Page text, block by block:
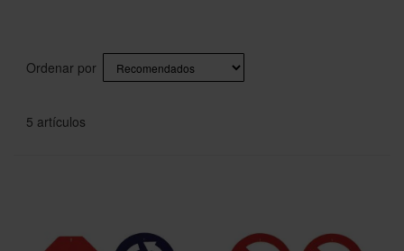
5 artículos
Ordenar por